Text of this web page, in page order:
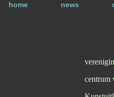
home news
centrum